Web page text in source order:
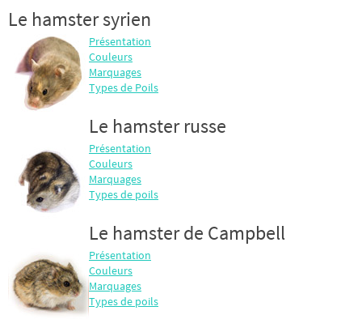
Le hamster syrien
Présentation
Couleurs
Marquages
Types de Poils
Le hamster russe
Présentation
Couleurs
Marquages
Types de poils
Le hamster de Campbell
Présentation
Couleurs
Marquages
Types de poils